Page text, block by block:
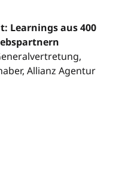
Learnings aus 400
Allianz Agentur